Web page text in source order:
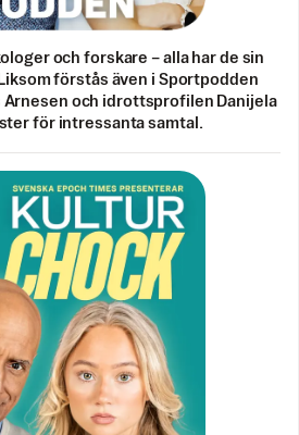
och forskare – alla har de sin
förstås även i Sportpodden
och idrottsprofilen Danijela
för intressanta samtal.